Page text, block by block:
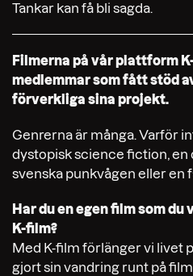
Tankar kan få bli sagda.
Filmerna på vår plattform
medlemmar som fått stöd
förverkliga sina projekt.
Genrerna är många. Varför
dystopisk science fiction,
svenska punkvågen eller en
Har du en egen film som
K-film?
Med K-film förlänger vi livet
gjort sin vandring runt på